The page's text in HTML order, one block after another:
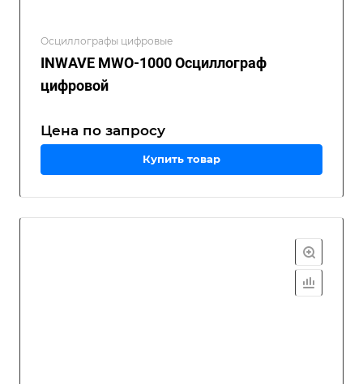
Осциллографы цифровые
INWAVE MWO-1000 Осциллограф
цифровой
Цена по запросу
Купить товар